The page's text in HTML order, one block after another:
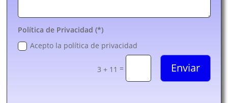
Política de Privacidad (*)
Acepto la política de privacidad
3 + 11 = Enviar